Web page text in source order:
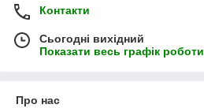
Контакти
Сьогодні вихідний
Показати весь графік роботи
Про нас